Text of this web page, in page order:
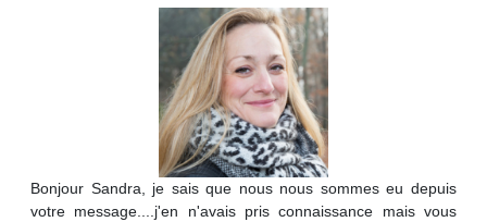
Bonjour Sandra, je sais que nous nous sommes eu depuis
votre message....j'en n'avais pris connaissance mais vous